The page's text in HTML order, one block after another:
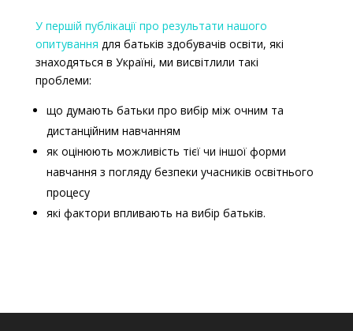
У першій публікації про результати нашого
опитування для батьків здобувачів освіти, які
знаходяться в Україні, ми висвітлили такі
проблеми:
що думають батьки про вибір між очним та
дистанційним навчанням
як оцінюють можливість тієї чи іншої форми
навчання з погляду безпеки учасників освітнього
процесу
які фактори впливають на вибір батьків.